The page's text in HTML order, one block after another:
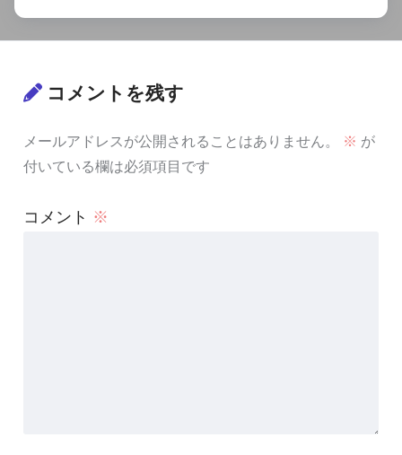
コメントを残す
メールアドレスが公開されることはありません。 ※ が
付いている欄は必須項目です
コメント ※